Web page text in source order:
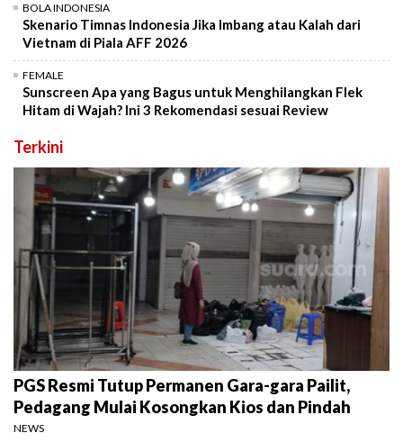
BOLA INDONESIA
Skenario Timnas Indonesia Jika Imbang atau Kalah dari
Vietnam di Piala AFF 2026
FEMALE
Sunscreen Apa yang Bagus untuk Menghilangkan Flek
Hitam di Wajah? Ini 3 Rekomendasi sesuai Review
Terkini
PGS Resmi Tutup Permanen Gara-gara Pailit,
Pedagang Mulai Kosongkan Kios dan Pindah
NEWS